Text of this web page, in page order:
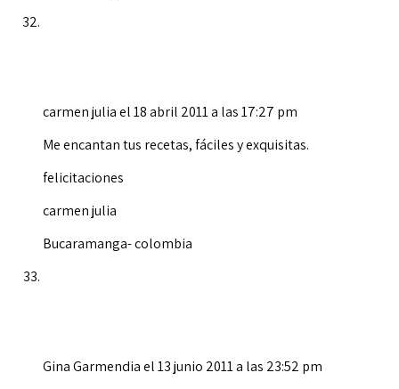
carmen juliael 18 abril 2011 a las 17:27 pm
Me encantan tus recetas, fáciles y exquisitas.
felicitaciones
carmen julia
Bucaramanga- colombia
Gina Garmendiael 13 junio 2011 a las 23:52 pm